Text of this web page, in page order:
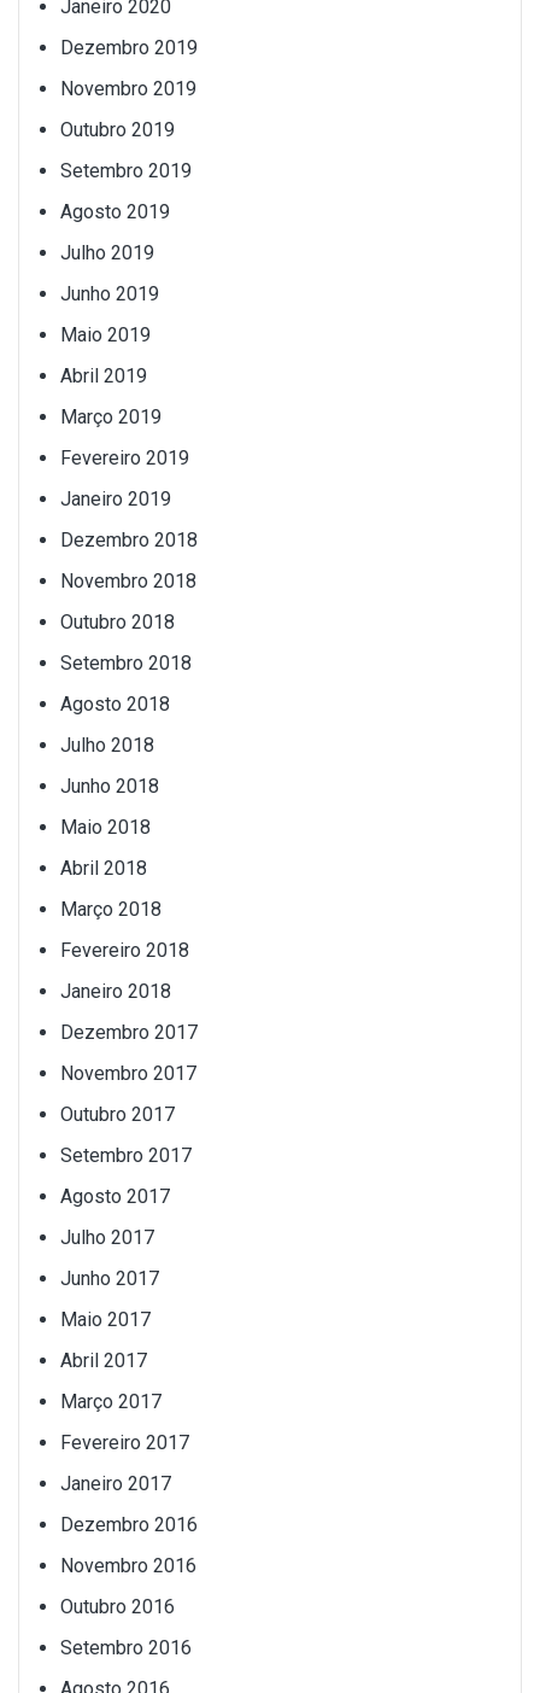
Janeiro 2020
Dezembro 2019
Novembro 2019
Outubro 2019
Setembro 2019
Agosto 2019
Julho 2019
Junho 2019
Maio 2019
Abril 2019
Março 2019
Fevereiro 2019
Janeiro 2019
Dezembro 2018
Novembro 2018
Outubro 2018
Setembro 2018
Agosto 2018
Julho 2018
Junho 2018
Maio 2018
Abril 2018
Março 2018
Fevereiro 2018
Janeiro 2018
Dezembro 2017
Novembro 2017
Outubro 2017
Setembro 2017
Agosto 2017
Julho 2017
Junho 2017
Maio 2017
Abril 2017
Março 2017
Fevereiro 2017
Janeiro 2017
Dezembro 2016
Novembro 2016
Outubro 2016
Setembro 2016